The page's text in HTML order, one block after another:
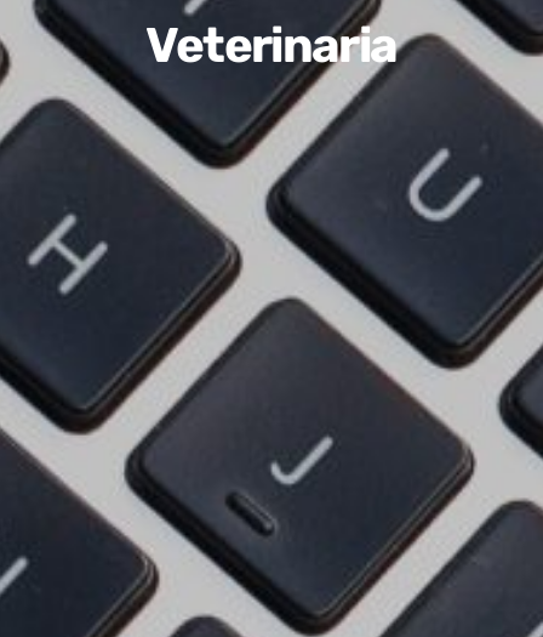
Ciclos Formativos
Certificados de Profesionalidad
Veterinaria